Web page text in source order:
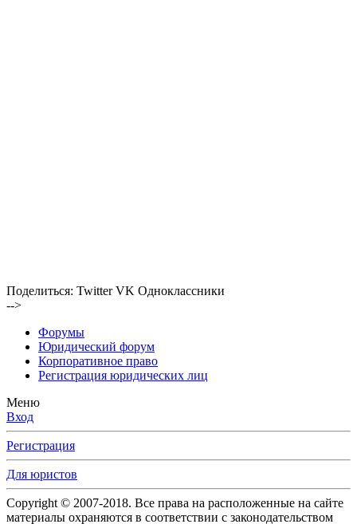
Поделиться: Twitter VK Одноклассники
-->
Форумы
Юридический форум
Корпоративное право
Регистрация юридических лиц
Меню
Вход
Регистрация
Для юристов
Copyright © 2007-2018. Все права на расположенные на сайте
материалы охраняются в соответствии с законодательством